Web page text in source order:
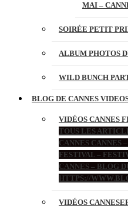
MAI –
SOIRÉE PETIT
ALBUM PHOTOS
WILD BUNCH
BLOG DE CANNES
VIDÉOS CANNES
TOUS LES
CANNES CANNES
FESTIVAL –
CANNES – BLOG
HTTPS://
VIDÉOS